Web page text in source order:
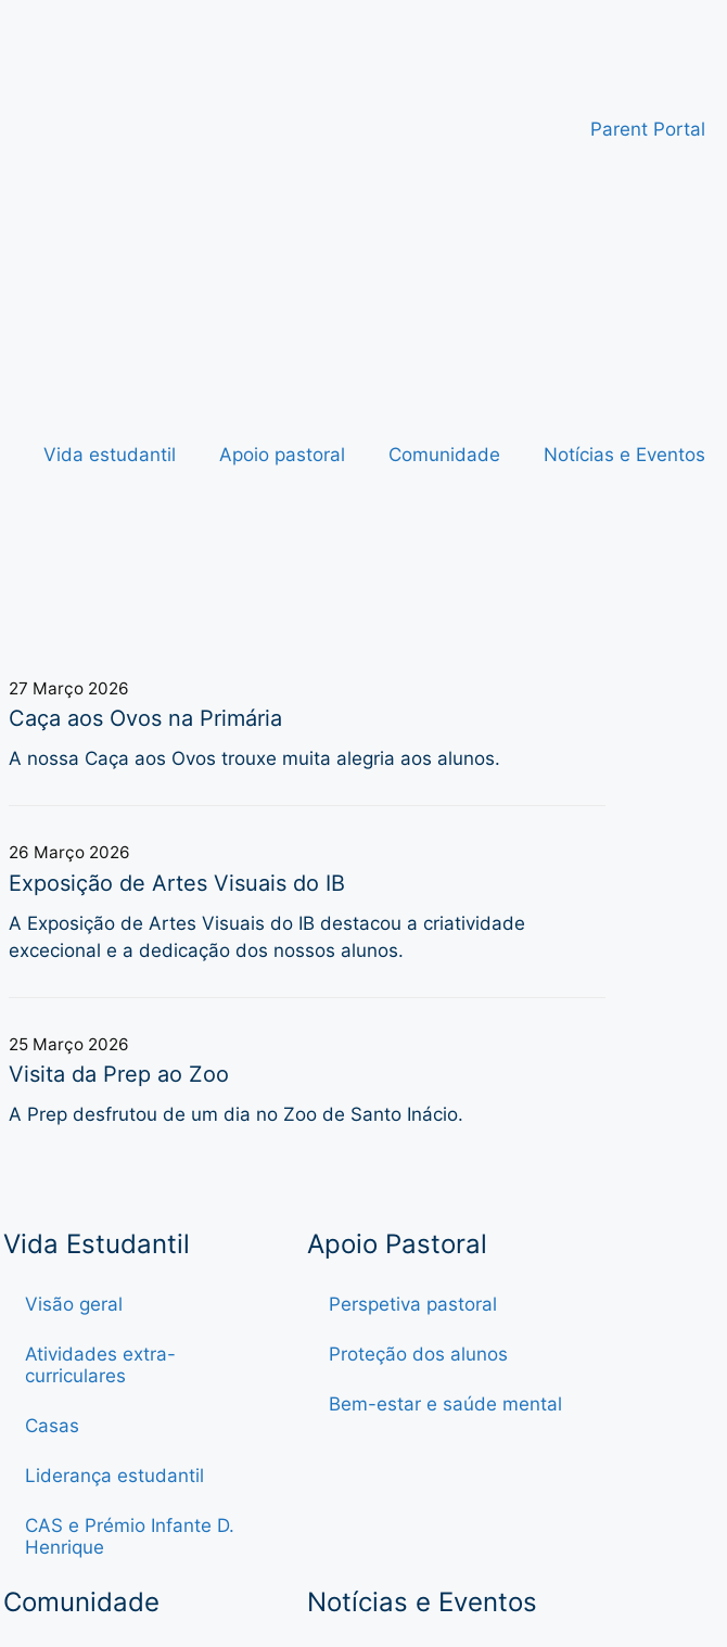
Parent Portal
Vida estudantil Apoio pastoral Comunidade Notícias e Eventos
27 Março 2026
Caça aos Ovos na Primária
A nossa Caça aos Ovos trouxe muita alegria aos alunos.
26 Março 2026
Exposição de Artes Visuais do IB
A Exposição de Artes Visuais do IB destacou a criatividade
excecional e a dedicação dos nossos alunos.
25 Março 2026
Visita da Prep ao Zoo
A Prep desfrutou de um dia no Zoo de Santo Inácio.
Vida Estudantil
Visão geral
Atividades extra-
curriculares
Casas
Liderança estudantil
CAS e Prémio Infante D.
Henrique
Apoio Pastoral
Perspetiva pastoral
Proteção dos alunos
Bem-estar e saúde mental
Comunidade Notícias e Eventos